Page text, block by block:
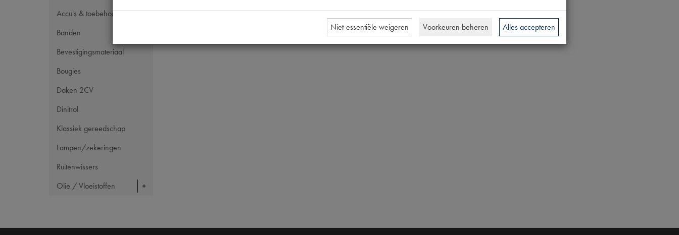
Accu's & toebehoren
Banden
Bevestigingsmateriaal
Bougies
Daken 2CV
Dinitrol
Klassiek gereedschap
Lampen/zekeringen
Ruitenwissers
Olie / Vloeistoffen
Niet-essentiële weigeren Voorkeuren beheren Alles accepteren